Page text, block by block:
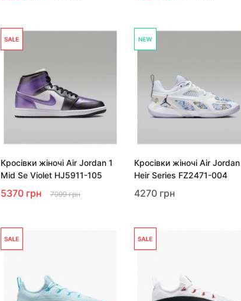
Кросівки жіночі Air Jordan 1
Mid Se Violet HJ5911-105
5370 грн 7999 грн
Кросівки жіночі Air Jordan
Heir Series FZ2471-004
4270 грн